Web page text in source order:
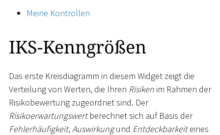
Meine Kontrollen
IKS-Kenngrößen
Das erste Kreisdiagramm in diesem Widget zeigt die
Verteilung von Werten, die Ihren Risiken im Rahmen der
Risikobewertung zugeordnet sind. Der
Risikoerwartungswertberechnet sich auf Basis der
Fehlerhäufigkeit, Auswirkungund Entdeckbarkeiteines